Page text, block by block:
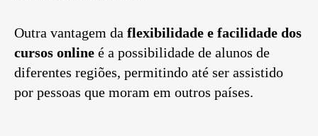
Outra vantagem da flexibilidade e facilidade dos
cursos online é a possibilidade de alunos de
diferentes regiões, permitindo até ser assistido
por pessoas que moram em outros países.